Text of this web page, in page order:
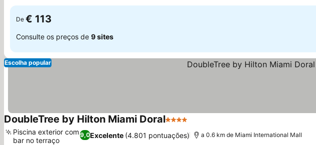
De € 113
Consulte os preços de 9 sites
Escolha popular
DoubleTree by Hilton Miami Doral4 Estrelas
9,0Excelente (4.801 pontuações)
Piscina exterior com
bar no terraço
a 0.6 km de Miami International Mall